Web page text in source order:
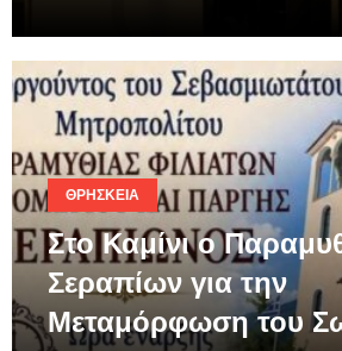
ΘΡΗΣΚΕΊΑ
Στο Καμίνι ο
Σεραπίων για την
Μεταμόρφωση του